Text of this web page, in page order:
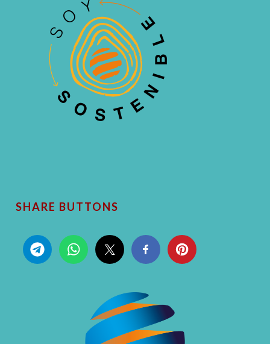
SHARE BUTTONS